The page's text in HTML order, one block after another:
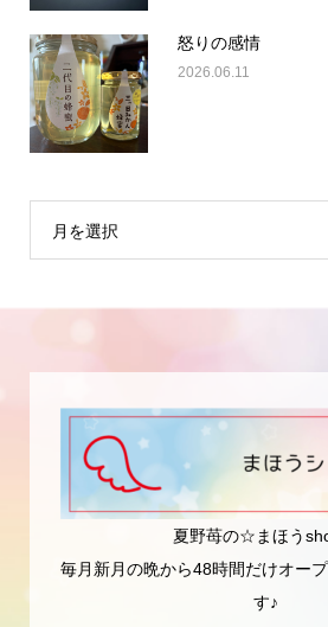
怒りの感情
2026.06.11
月を選択
夏野苺の☆まほう
毎月新月の晩から48時間だけオー
す♪